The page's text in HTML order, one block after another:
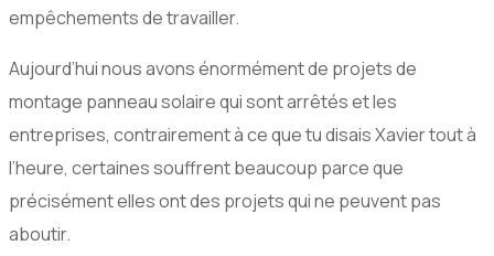
empêchements de travailler.
Aujourd’hui nous avons énormément de projets de
montage panneau solaire qui sont arrêtés et les
entreprises, contrairement à ce que tu disais Xavier tout à
l’heure, certaines souffrent beaucoup parce que
précisément elles ont des projets qui ne peuvent pas
aboutir.